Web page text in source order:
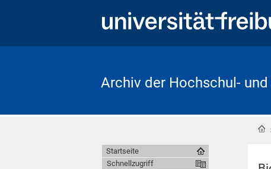
Archiv der Hochschul-
Startseite
Schnellzugriff